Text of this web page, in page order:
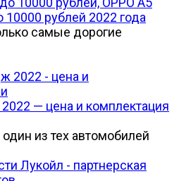
рублей 2022 года
самые дорогие
— цена и комплектация
из тех автомобилей